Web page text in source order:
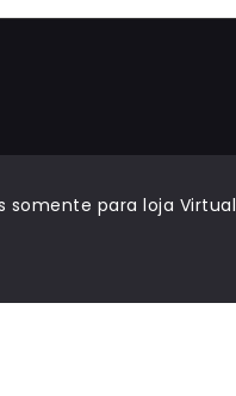
somente para loja Virtual